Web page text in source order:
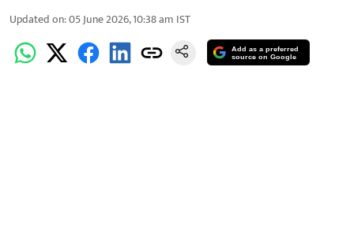
Updated on:05 June 2026, 10:38 am IST
Add as a preferred
source on Google